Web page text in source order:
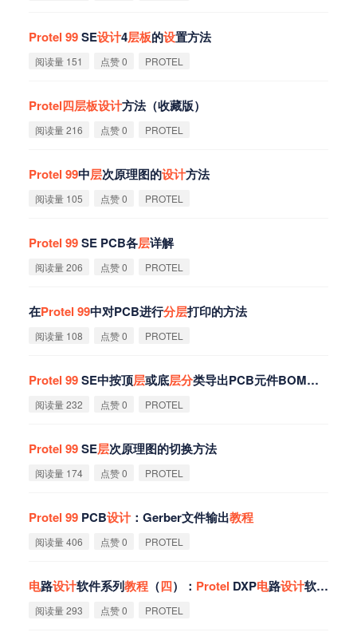
Protel 99SE设计4层板的设置方法
阅读量 151 点赞 0 PROTEL
Protel四层板设计方法（收藏版）
阅读量 216 点赞 0 PROTEL
Protel 99中层次原理图的设计方法
阅读量 105 点赞 0 PROTEL
Protel 99SE PCB各层详解
阅读量 206 点赞 0 PROTEL
在Protel 99中对PCB进行分层打印的方法
阅读量 108 点赞 0 PROTEL
Protel 99SE中按顶层或底层分类导出PCB元件BOM清单的方法
阅读量 232 点赞 0 PROTEL
Protel 99SE层次原理图的切换方法
阅读量 174 点赞 0 PROTEL
Protel 99 PCB设计：Gerber文件输出教程
阅读量 406 点赞 0 PROTEL
电路设计软件系列教程 （四）： Protel DXP电路设计软件之创建PCB文件
阅读量 293 点赞 0 PROTEL